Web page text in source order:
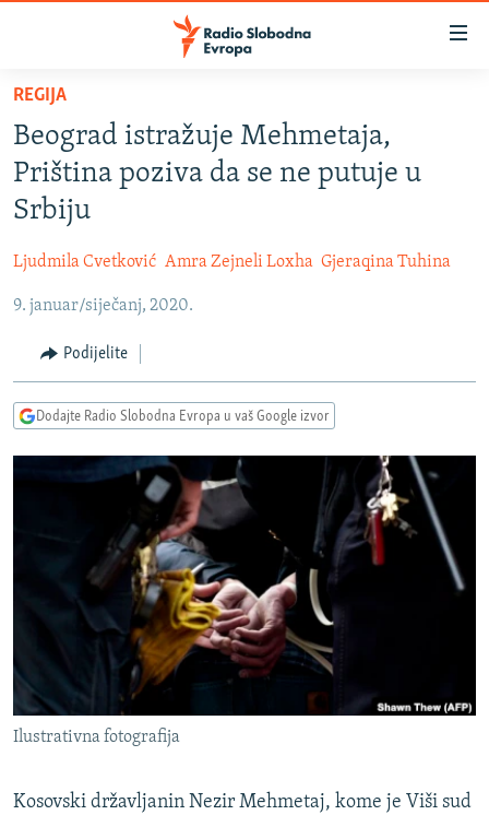
Pređite
glavni
sadržaj
Pređite
na
glavnu
navigaciju
Pređite
pretragu
BOSNA I HERCEGOVINA
SRBIJA
KOSOVO
CRNA GORA
VIZUELNO
VIDEO
INFOGRAFIKE
PODCASTI
KINA NA BALKANU
RSE PRIČE IZ SVIJETA
DNEVNO@RSE
SPECIJALI RSE
VIŠE OD NASLOVA
GENOCID U SREBRENICI
POPLAVE I KLIZIŠTA U BIH 2024.
TV LIBERTY
Sve RFE/RL stranice
REGIJA
Beograd istražuje Mehmetaja,
Priština poziva da se ne putuje u
Srbiju
Ljudmila Cvetković Amra Zejneli Loxha Gjeraqina Tuhina
9. januar/siječanj, 2020.
Podijelite
Dodajte Radio Slobodna Evropa u vaš Google izvor
Ilustrativna fotografija
Kosovski državljanin Nezir Mehmetaj, kome je Viši sud